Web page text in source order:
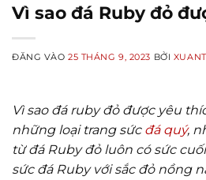
Vì sao đá Ruby đỏ
ĐĂNG VÀO25 THÁNG 9, 2023 BỞI
Vì sao đá ruby đỏ được yêu
những loại trang sức đá quý,
từ đá Ruby đỏ luôn có sức
sức đá Ruby với sắc đỏ nồng